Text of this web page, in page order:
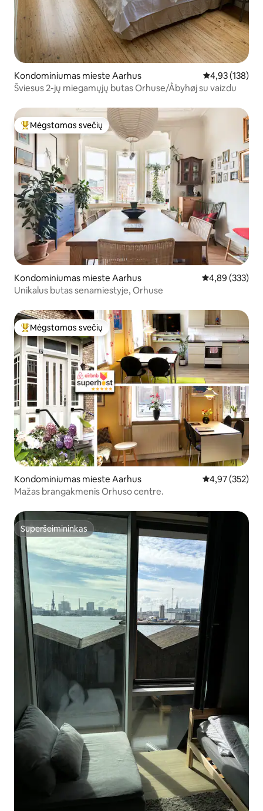
Kondominiumas mieste Aarhus Vidutinis
4,93 (138)
Šviesus 2-jų miegamųjų butas Orhuse/Åbyhøj su vaizdu
Svečių mėgstamiausias
Mėgstamas svečių
Kondominiumas mieste Aarhus Vidutinis
4,89 (333)
Unikalus butas senamiestyje, Orhuse
Svečių mėgstamiausias
Mėgstamas svečių
Kondominiumas mieste Aarhus Vidutinis
4,97 (352)
Mažas brangakmenis Orhuso centre.
Superšeimininkas
Superšeimininkas